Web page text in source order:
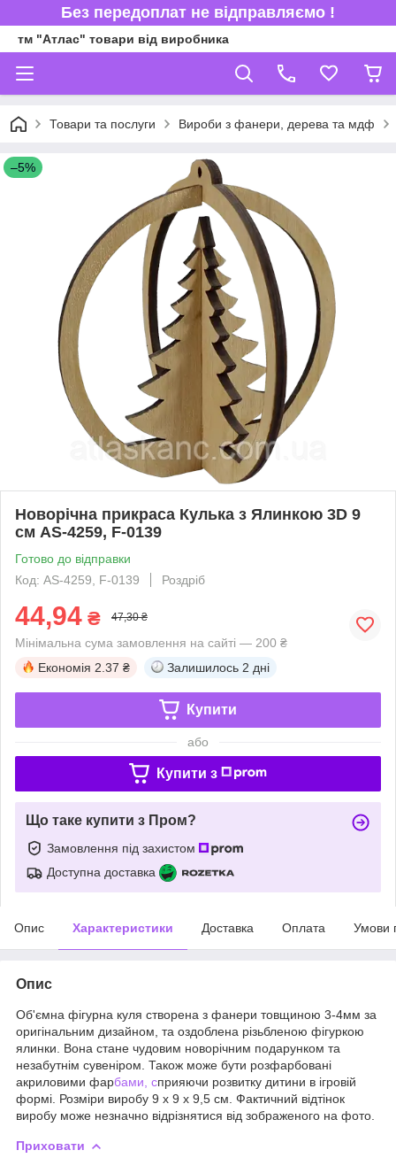
Без передоплат не відправляємо !
тм "Атлас" товари від виробника
Товари та послуги Вироби з фанери, дерева та мдф
–5%
Новорічна прикраса Кулька з Ялинкою 3D 9
см AS-4259, F-0139
Готово до відправки
Код: AS-4259, F-0139
Роздріб
44,94 ₴ 47,30 ₴
Мінімальна сума замовлення на сайті — 200 ₴
Економія 2.37 ₴ Залишилось 2 дні
Купити
або
Купити з
Що таке купити з Пром?
Замовлення під захистом
Доступна доставка
Опис Характеристики Доставка Оплата Умови
Опис
Об'ємна фігурна куля створена з фанери товщиною 3-4мм за
оригінальним дизайном, та оздоблена різьбленою фігуркою
ялинки. Вона стане чудовим новорічним подарунком та
незабутнім сувеніром. Також може бути розфарбовані
акриловими фарбами, сприяючи розвитку дитини в ігровій
формі. Розміри виробу 9 х 9 х 9,5 см. Фактичний відтінок
виробу може незначно відрізнятися від зображеного на фото.
Приховати